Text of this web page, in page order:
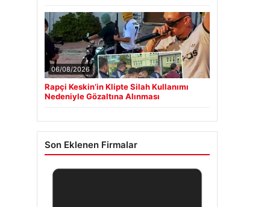
06/08/2026
Rapçi Keskin’in Klipte Silah Kullanımı
Nedeniyle Gözaltına Alınması
Son Eklenen Firmalar